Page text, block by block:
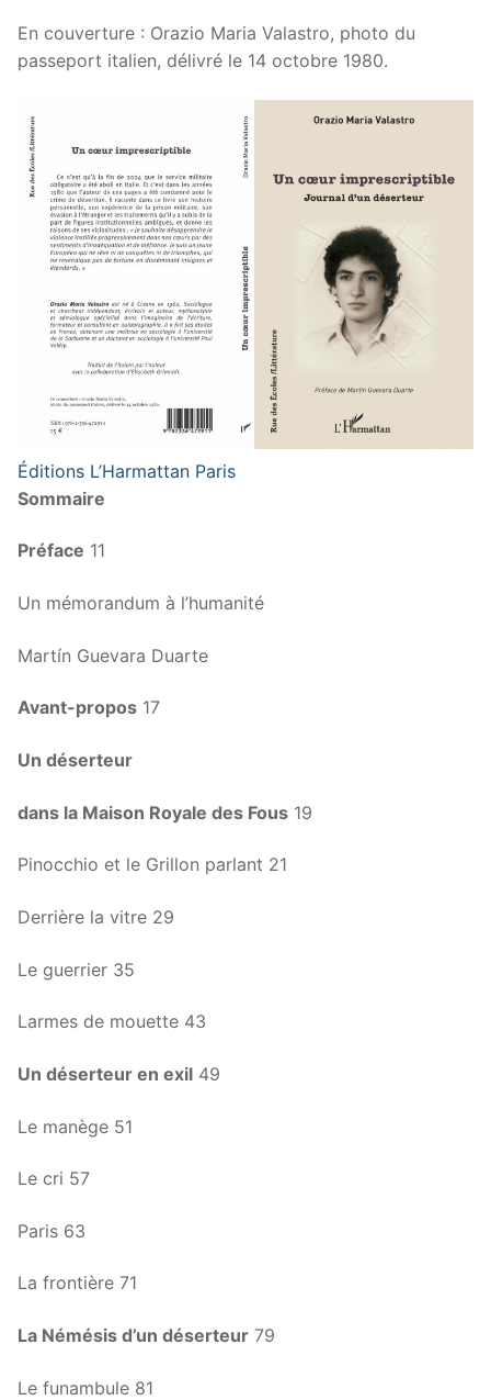
En couverture : Orazio Maria Valastro, photo du
passeport italien, délivré le 14 octobre 1980.
Éditions L’Harmattan Paris
Sommaire
Préface 11
Un mémorandum à l’humanité
Martín Guevara Duarte
Avant-propos 17
Un déserteur
dans la Maison Royale des Fous 19
Pinocchio et le Grillon parlant 21
Derrière la vitre 29
Le guerrier 35
Larmes de mouette 43
Un déserteur en exil 49
Le manège 51
Le cri 57
Paris 63
La frontière 71
La Némésis d’un déserteur 79
Le funambule 81